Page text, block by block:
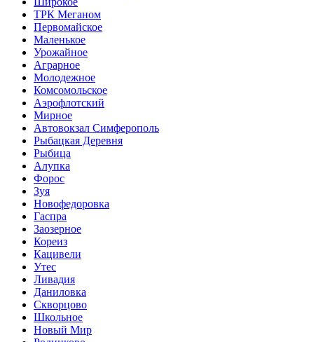
ТРК Меганом
Первомайское
Маленькое
Урожайное
Аграрное
Молодежное
Комсомольское
Аэрофлотский
Мирное
Автовокзал Симферополь
Рыбацкая Деревня
Рыбица
Алупка
Форос
Зуя
Новофедоровка
Гаспра
Заозерное
Кореиз
Кацивели
Утес
Ливадия
Даниловка
Скворцово
Школьное
Новый Мир